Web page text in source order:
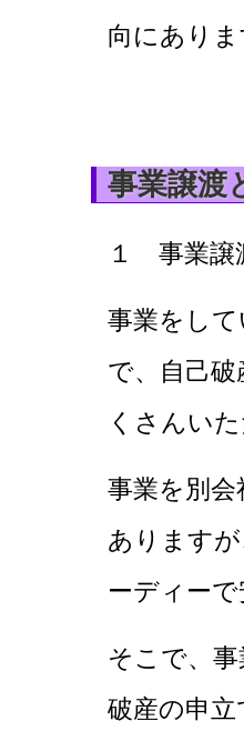
向にあり
事業譲渡
１ 事業譲
事業をし
で、自己
くさんい
事業を別
あります
ーディー
そこで、
破産の申